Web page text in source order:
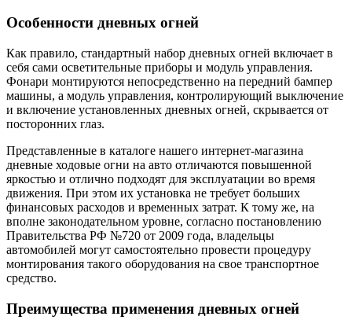
Особенности дневных огней
Как правило, стандартный набор дневных огней включает в
себя сами осветительные приборы и модуль управления.
Фонари монтируются непосредственно на передний бампер
машины, а модуль управления, контролирующий выключение
и включение установленных дневных огней, скрывается от
посторонних глаз.
Представленные в каталоге нашего интернет-магазина
дневные ходовые огни на авто отличаются повышенной
яркостью и отлично подходят для эксплуатации во время
движения. При этом их установка не требует больших
финансовых расходов и временных затрат. К тому же, на
вполне законодательном уровне, согласно постановлению
Правительства РФ №720 от 2009 года, владельцы
автомобилей могут самостоятельно провести процедуру
монтирования такого оборудования на свое транспортное
средство.
Преимущества применения дневных огней